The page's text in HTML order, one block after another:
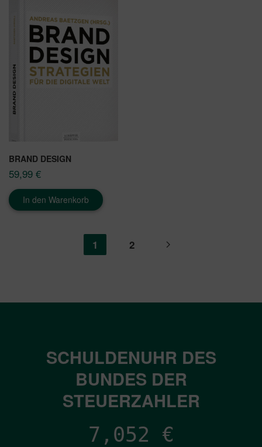
BRAND DESIGN
59,99 €
In den Warenkorb
1 2
SCHULDENUHR DES
BUNDES DER
STEUERZAHLER
7,052 €